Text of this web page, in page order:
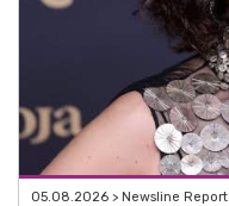
05.08.2026 > Newsline Report